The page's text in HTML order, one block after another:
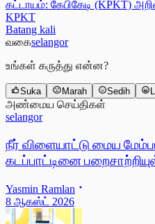
KPKT
Batang kali
வகைselangor
உங்கள் கருத்து என்ன?
Suka Marah Sedih
அண்மைய செய்திகள்
selangor
நீர் விளையாட்டு மைய
கடப்பாட்டினை
Yasmin Ramlan
8 ஆகஸ்ட் 2026